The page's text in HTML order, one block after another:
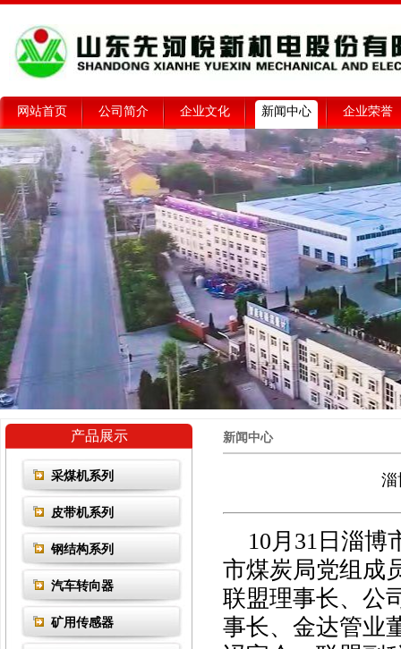
网站首页 公司简介 企业文化 新闻中心 企业荣誉
产品展示
采煤机系列
皮带机系列
钢结构系列
汽车转向器
矿用传感器
新闻中心
淄
10月31日淄博
市煤炭局党组成
联盟理事长、公
事长、金达管业